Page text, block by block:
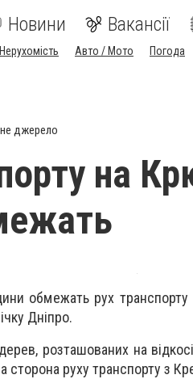
Новини Вакансії
Нерухомість Авто / Мото Погода
джерело
на
обмежать рух транспорту
Дніпро.
розташованих на
сторона руху транспорту з